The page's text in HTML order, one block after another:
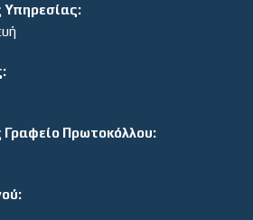
Υπηρεσίας:
Γραφείο Πρωτοκόλλου: